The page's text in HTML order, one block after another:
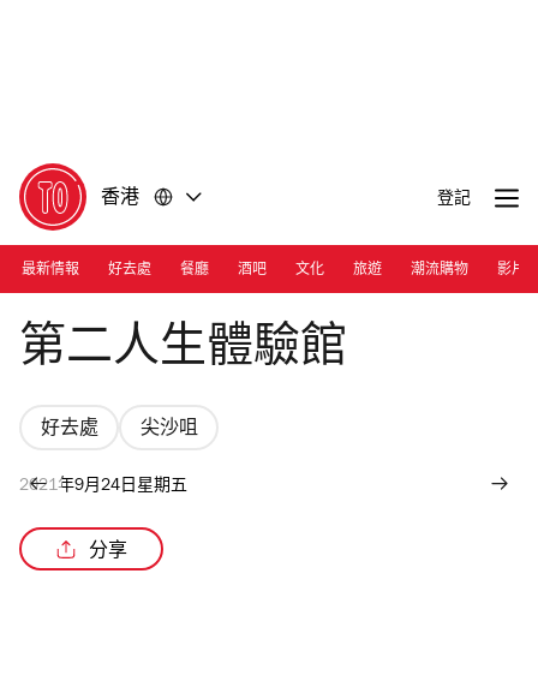
香港 登記
最新情報 好去處 餐廳 酒吧 文化 旅遊 潮流購物 影片
Photograph: Courtesy 2ndlife
第二人生體驗館
好去處 尖沙咀
2021年9月24日星期五
分享